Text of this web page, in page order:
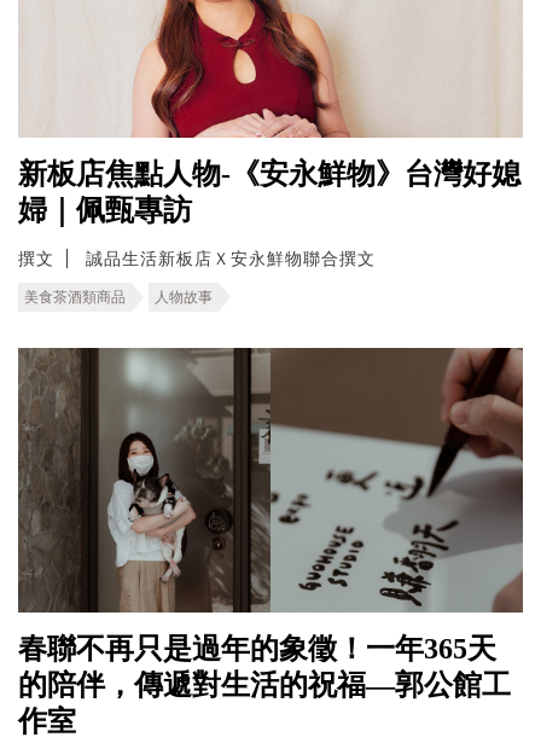
新板店焦點人物-《安永鮮物》台灣好媳
婦｜佩甄專訪
撰文 誠品生活新板店Ｘ安永鮮物聯合撰文
美食茶酒類商品 人物故事
春聯不再只是過年的象徵！一年365天
的陪伴，傳遞對生活的祝福—郭公館工
作室